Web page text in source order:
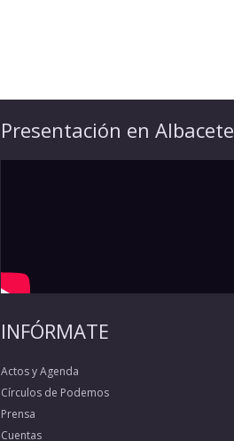
Presentación en Albacete
INFÓRMATE
Actos y Agenda
Círculos de Podemos
Prensa
Cuentas